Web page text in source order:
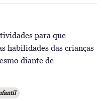
para que
habilidades das crianças
diante de